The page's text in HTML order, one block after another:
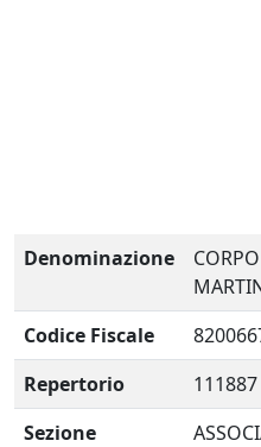
Denominazione
Codice Fiscale
Repertorio
111887
Sezione